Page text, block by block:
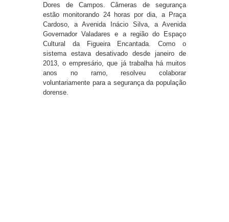
Dores de Campos. Câmeras de segurança
estão monitorando 24 horas por dia, a Praça
Cardoso, a Avenida Inácio Silva, a Avenida
Governador Valadares e a região do Espaço
Cultural da Figueira Encantada. Como o
sistema estava desativado desde janeiro de
2013, o empresário, que já trabalha há muitos
anos no ramo, resolveu colaborar
voluntariamente para a segurança da população
dorense.